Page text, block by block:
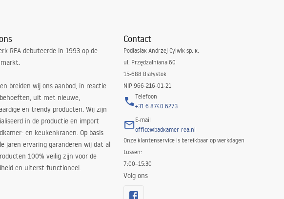
REA debuteerde in 1993 op de
markt.
breiden wij ons aanbod, in reactie
uit met nieuwe,
en trendy producten. Wij zijn
in de productie en import
en keukenkranen. Op basis
jaren ervaring garanderen wij dat al
100% veilig zijn voor de
en uiterst functioneel.
Contact
Podlasiak Andrzej Cylwik sp. k.
ul. Przędzalniana 60
15-688 Białystok
NIP 966-216-01-21
Telefoon
+31 6 8740 6273
E-mail
office@badkamer-rea.nl
Onze klantenservice is bereikbaar op werkdagen
tussen:
7:00–15:30
Volg ons